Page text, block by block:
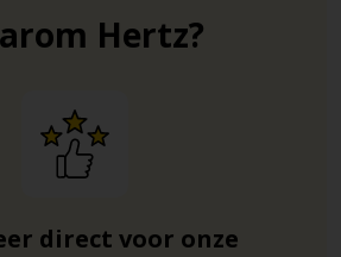
Hertz?
direct voor onze